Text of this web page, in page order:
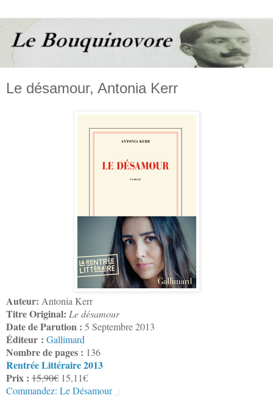
Le désamour, Antonia Kerr
Auteur: Antonia Kerr
Titre Original: Le désamour
Date de Parution : 5 Septembre 2013
Éditeur : Gallimard
Nombre de pages : 136
Rentrée Littéraire 2013
Prix : 15,90€ 15,11€
Commandez: Le Désamour